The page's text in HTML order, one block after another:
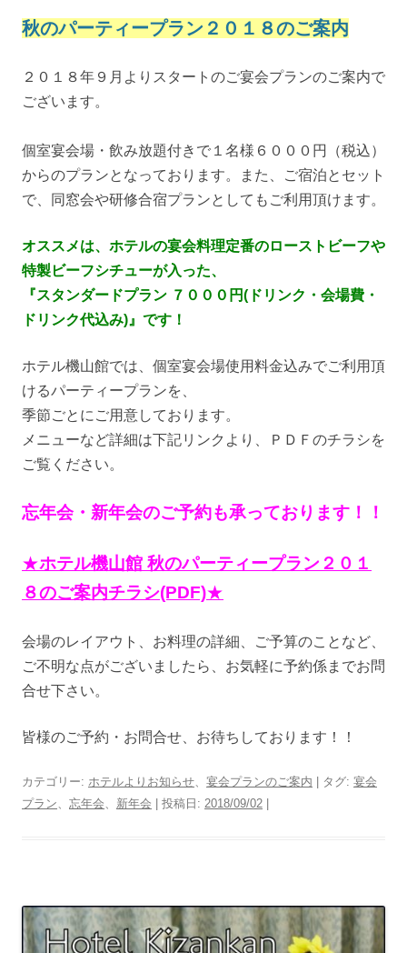
秋のパーティープラン２０１８のご案内
２０１８年９月よりスタートのご宴会プランのご案内で
ございます。
個室宴会場・飲み放題付きで１名様６０００円（税込）
からのプランとなっております。
また、ご宿泊とセット
で、同窓会や研修合宿プランとしてもご利用頂けます。
オススメは、ホテルの宴会料理定番のローストビーフや
特製ビーフシチューが入った、
『スタンダードプラン ７０００円(ドリンク・会場費・
ドリンク代込み)』です！
ホテル機山館では、個室宴会場使用料金込みでご利用頂
けるパーティープランを、
季節ごとにご用意しております。
メニューなど詳細は下記リンクより、ＰＤＦのチラシを
ご覧ください。
忘年会・新年会のご予約も承っております！！
★ホテル機山館 秋のパーティープラン２０１
８のご案内チラシ(PDF)★
会場のレイアウト、お料理の詳細、ご予算のことなど、
ご不明な点がございましたら、お気軽に予約係までお問
合せ下さい。
皆様のご予約・お問合せ、お待ちしております！！
カテゴリー: ホテルよりお知らせ 宴会プランのご案内 | タグ: 宴会
プラン
忘年会 新年会 | 投稿日: 2018/09/02